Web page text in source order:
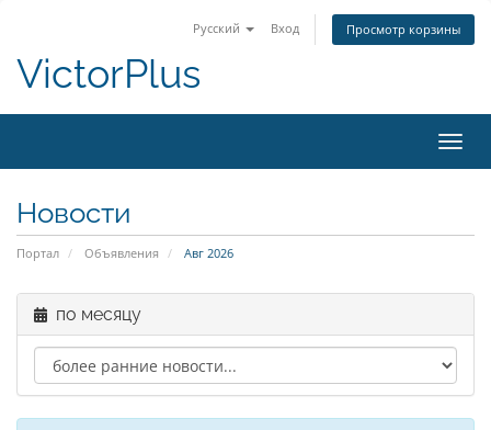
Русский Вход Просмотр корзины
VictorPlus
Новости
Портал Объявления Авг 2026
по месяцу